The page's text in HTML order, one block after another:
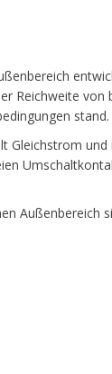
Reichweite von
stand.
Gleichstrom
Außenbereich